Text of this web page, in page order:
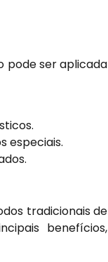
pode ser aplicada
especiais.
tradicionais de
benefícios,